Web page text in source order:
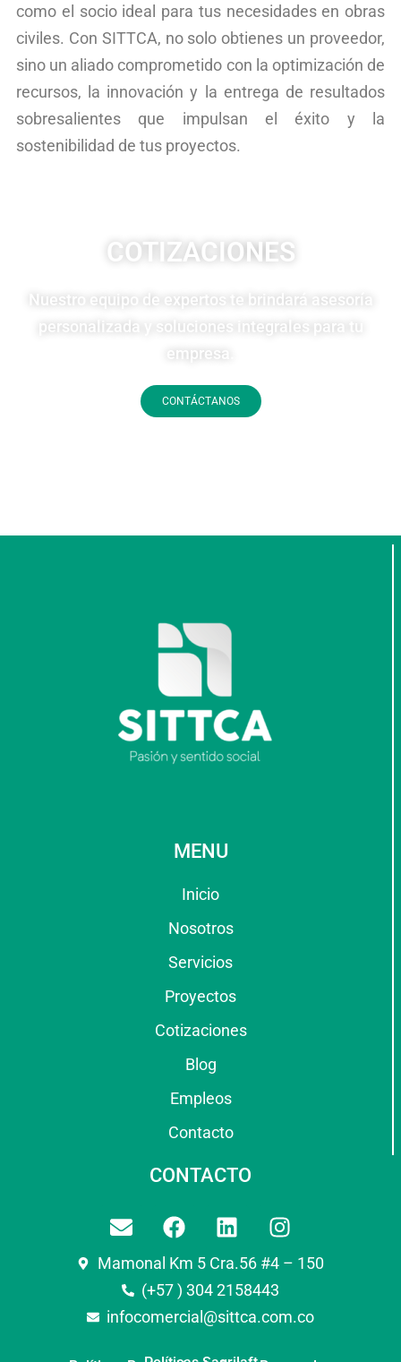
como el socio ideal para tus necesidades en obras
civiles. Con SITTCA, no solo obtienes un proveedor,
sino un aliado comprometido con la optimización de
recursos, la innovación y la entrega de resultados
sobresalientes que impulsan el éxito y la
sostenibilidad de tus proyectos.
COTIZACIONES
Nuestro equipo de expertos te brindará asesoría
personalizada y soluciones integrales para tu
empresa.
CONTÁCTANOS
MENU
Inicio
Nosotros
Servicios
Proyectos
Cotizaciones
Blog
Empleos
Contacto
CONTACTO
Mamonal Km 5 Cra.56 #4 – 150
(+57 ) 304 2158443
infocomercial@sittca.com.co